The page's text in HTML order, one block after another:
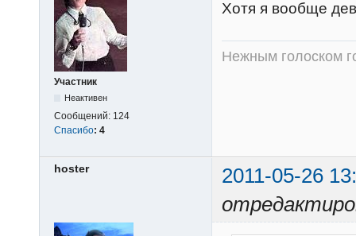
Участник
Неактивен
Сообщений: 124
Спасибо: 4
Хотя я вообще
Нежным голоском
hoster
2011-05-26